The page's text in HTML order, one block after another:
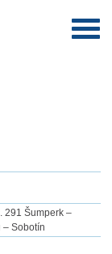
291 Šumperk –
– Sobotín